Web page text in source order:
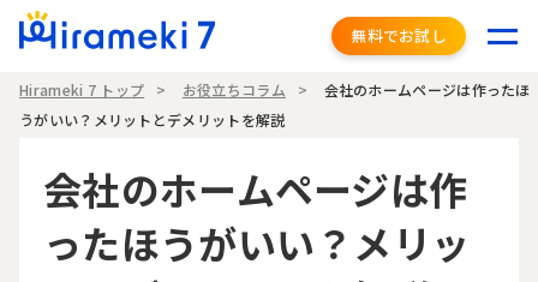
無料でお試し
Hirameki 7 トップ お役立ちコラム
会社のホームページは作ったほ
うがいい？メリットとデメリットを解説
会社のホームページは作
ったほうがいい？メリッ